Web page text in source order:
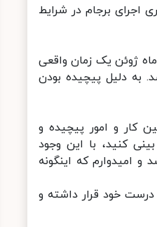
برجام در شرایط
ژوئن یک زمان واقعی
به دلیل پیچیده بودن
و امور پیچیده و
کنید، با این وجود
که اینگونه
خود قرار داشته و